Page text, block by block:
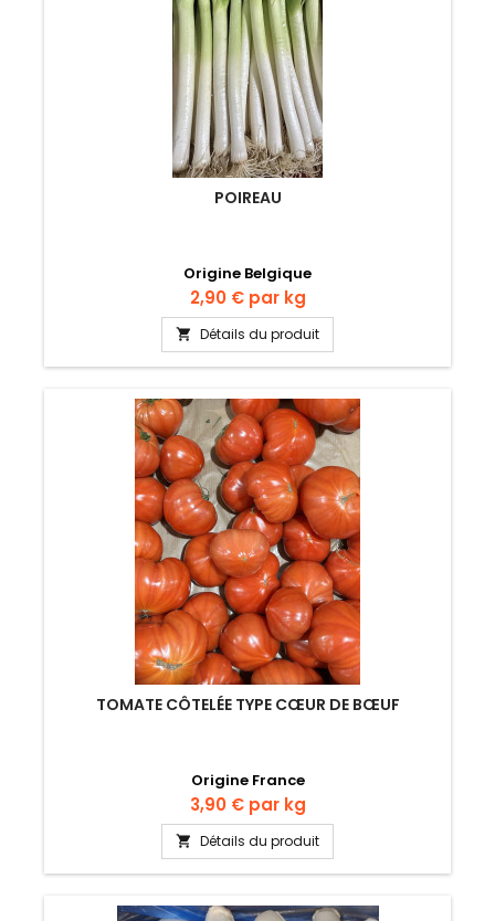
POIREAU
Origine Belgique
Prix
2,90 € par kg
 Détails du produit
TOMATE CÔTELÉE TYPE CŒUR DE BŒUF
Origine France
Prix
3,90 € par kg
 Détails du produit